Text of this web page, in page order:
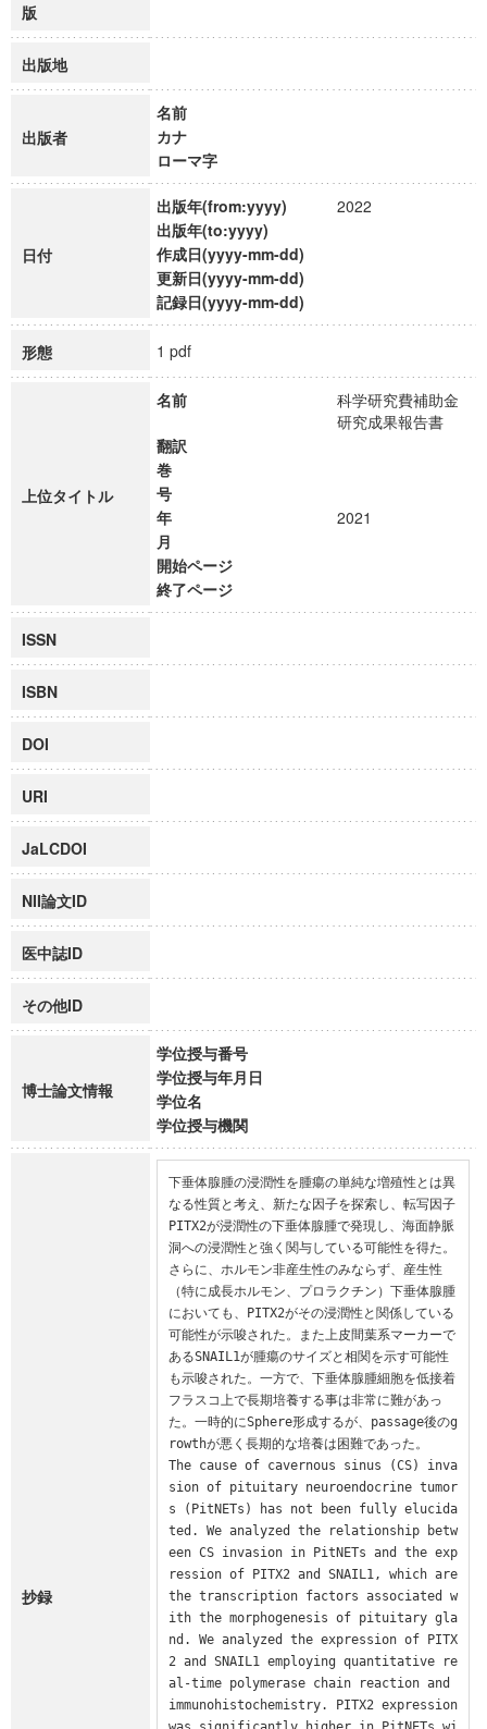
版
出版地
出版者
名前
カナ
ローマ字
日付
出版年(from:yyyy)
2022
出版年(to:yyyy)
作成日(yyyy-mm-dd)
更新日(yyyy-mm-dd)
記録日(yyyy-mm-dd)
形態 1 pdf
上位タイトル
名前
科学研究費補助金
研究成果報告書
翻訳
巻
号
年
2021
月
開始ページ
終了ページ
ISSN
ISBN
DOI
URI
JaLCDOI
NII論文ID
医中誌ID
その他ID
博士論文情報
学位授与番号
学位授与年月日
学位名
学位授与機関
抄録
下垂体腺腫の浸潤性を腫瘍の単純な増殖性とは異
なる性質と考え、新たな因子を探索し、転写因子
PITX2が浸潤性の下垂体腺腫で発現し、海面静脈
洞への浸潤性と強く関与している可能性を得た。
さらに、ホルモン非産生性のみならず、産生性
（特に成長ホルモン、プロラクチン）下垂体腺腫
においても、PITX2がその浸潤性と関係している
可能性が示唆された。また上皮間葉系マーカーで
あるSNAIL1が腫瘍のサイズと相関を示す可能性
も示唆された。一方で、下垂体腺腫細胞を低接着
フラスコ上で長期培養する事は非常に難があっ
た。一時的にSphere形成するが、passage後のg
rowthが悪く長期的な培養は困難であった。
The cause of cavernous sinus (CS) inva
sion of pituitary neuroendocrine tumor
s (PitNETs) has not been fully elucida
ted. We analyzed the relationship betw
een CS invasion in PitNETs and the exp
ression of PITX2 and SNAIL1, which are
the transcription factors associated w
ith the morphogenesis of pituitary gla
nd. We analyzed the expression of PITX
2 and SNAIL1 employing quantitative re
al-time polymerase chain reaction and
immunohistochemistry. PITX2 expression